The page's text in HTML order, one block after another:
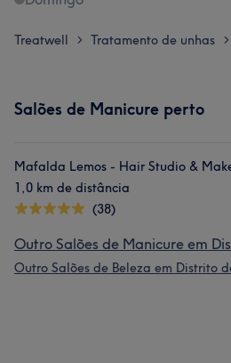
Treatwell > Tratamento de unhas >
Salões de Manicure perto
Mafalda Lemos - Hair Studio &
1,0 km de distância
(38)
Outro Salões de Manicure em
Outro Salões de Beleza em Distrito